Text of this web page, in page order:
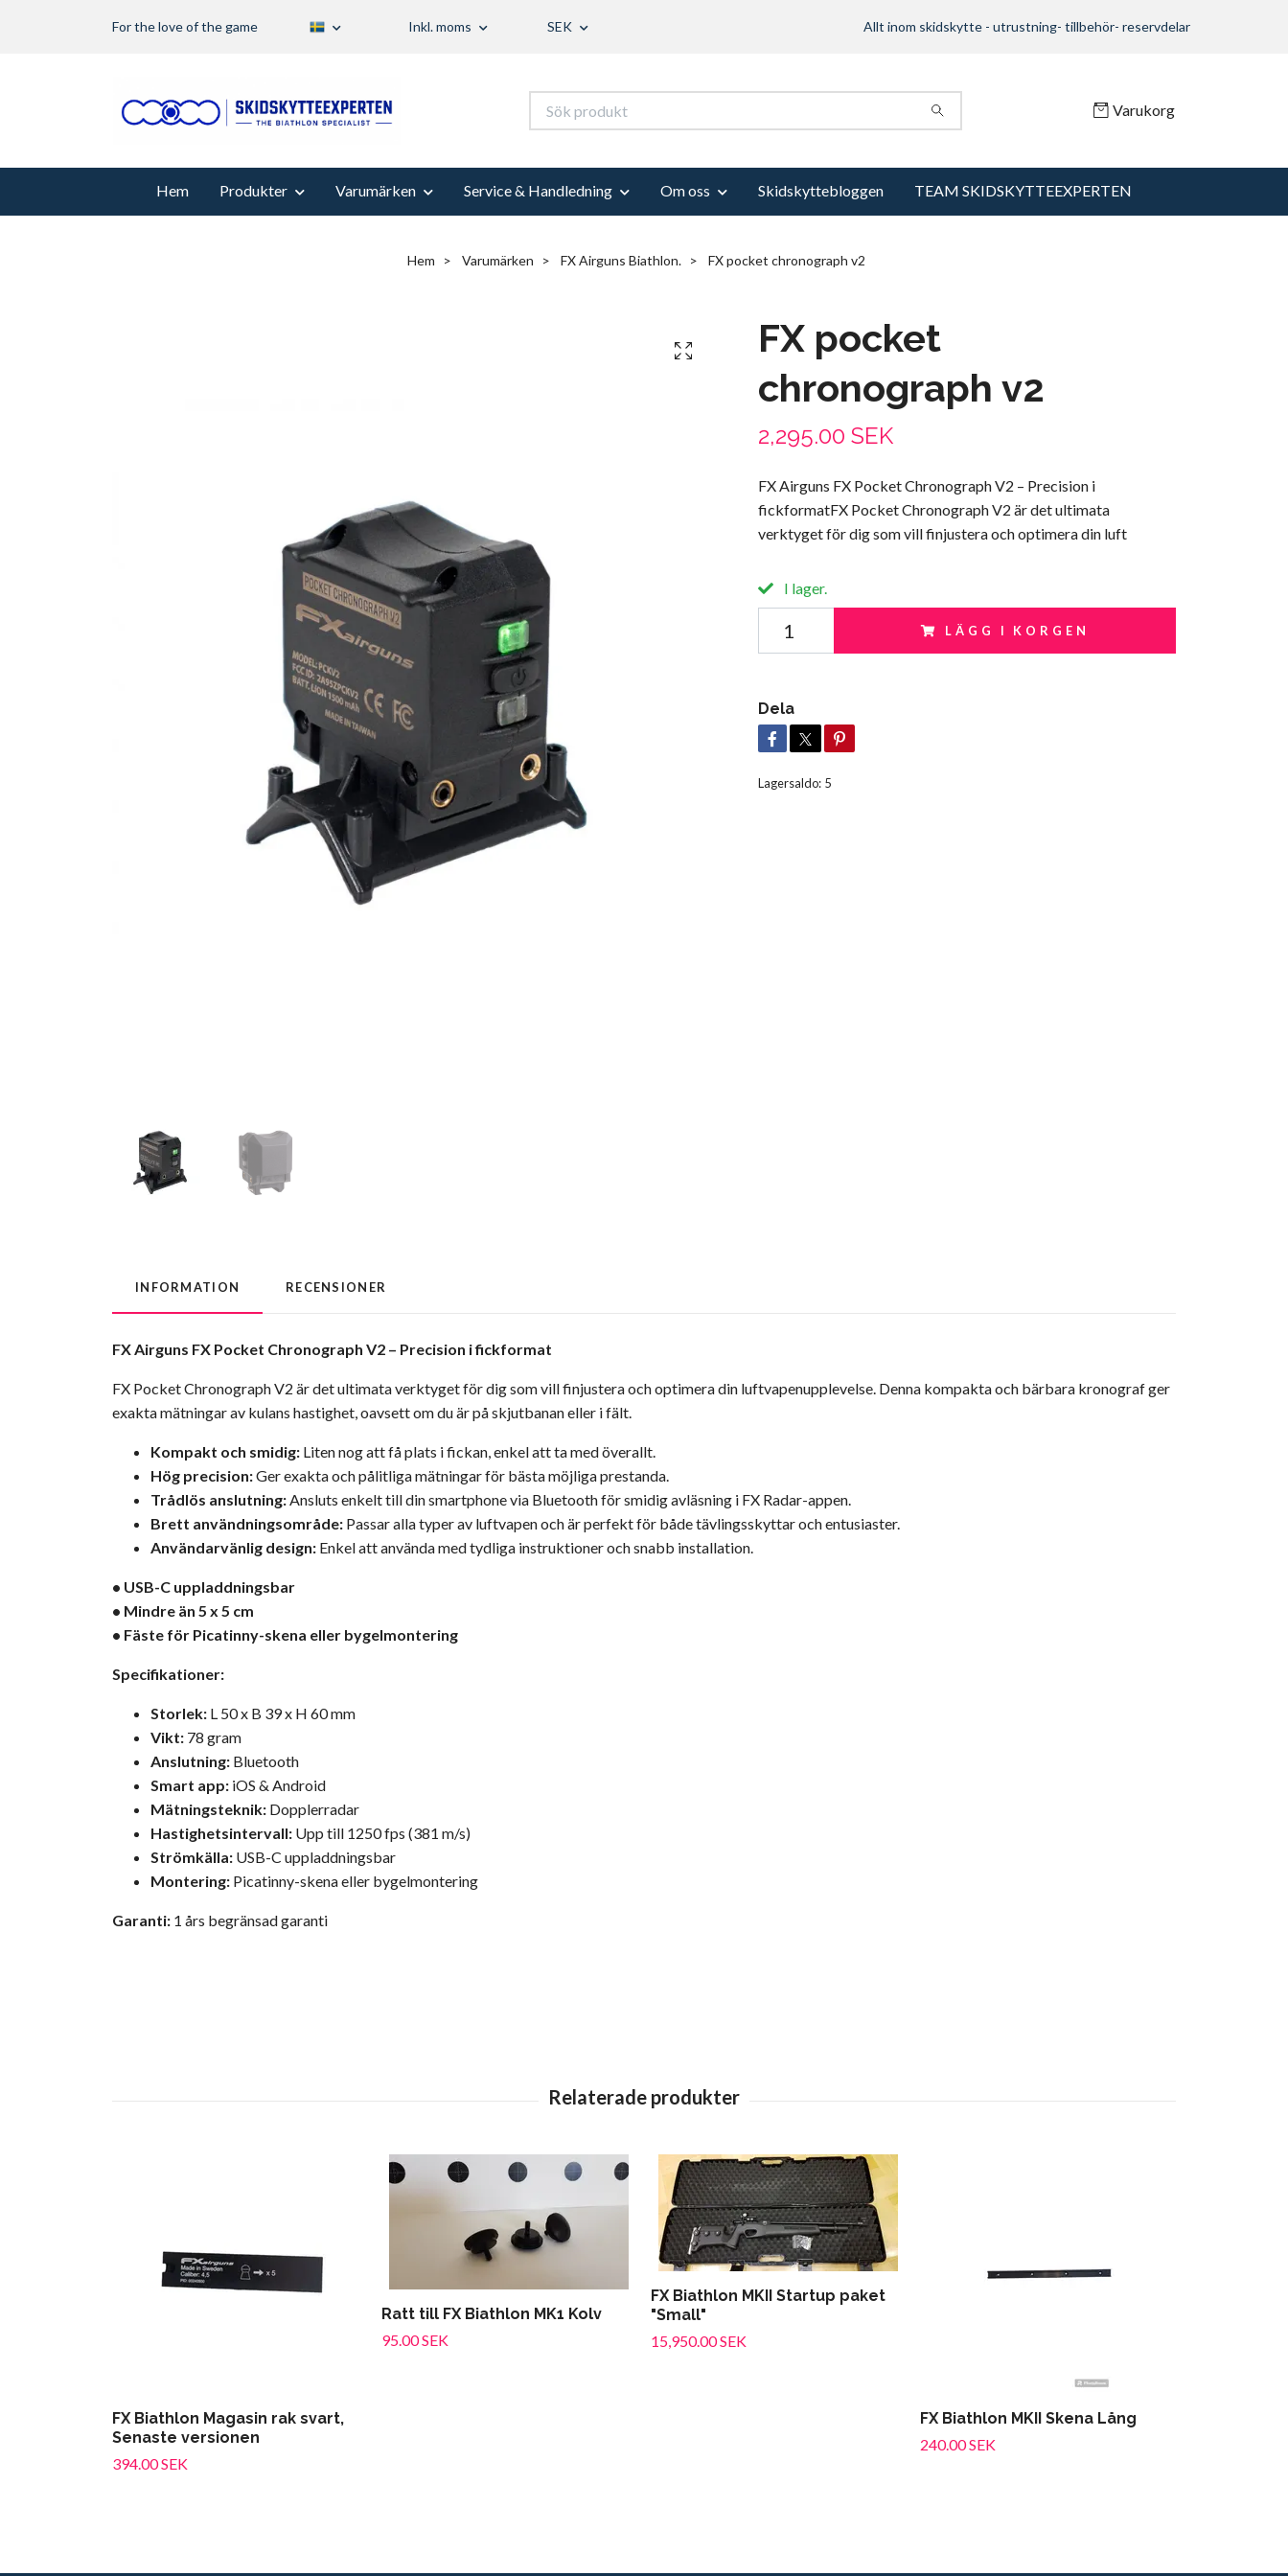
For the love of the game Inkl. moms SEK Allt inom skidskytte - utrustning- tillbehör- reservdelar
Varukorg
Hem Produkter Varumärken Service & Handledning Om oss Skidskyttebloggen TEAM SKIDSKYTTEEXPERTEN
Hem Varumärken FX Airguns Biathlon. FX pocket chronograph v2
FX pocket
chronograph v2
2,295.00 SEK
FX Airguns FX Pocket Chronograph V2 – Precision i
fickformatFX Pocket Chronograph V2 är det ultimata
verktyget för dig som vill finjustera och optimera din luft
I lager.
LÄGG I KORGEN
Dela
Lagersaldo: 5
INFORMATION RECENSIONER
FX Airguns FX Pocket Chronograph V2 – Precision i fickformat
FX Pocket Chronograph V2 är det ultimata verktyget för dig som vill finjustera och optimera din luftvapenupplevelse. Denna kompakta och bärbara kronograf ger
exakta mätningar av kulans hastighet, oavsett om du är på skjutbanan eller i fält.
Kompakt och smidig: Liten nog att få plats i fickan, enkel att ta med överallt.
Hög precision:Ger exakta och pålitliga mätningar för bästa möjliga prestanda.
Trådlös anslutning:Ansluts enkelt till din smartphone via Bluetooth för smidig avläsning i FX Radar-appen.
Brett användningsområde: Passar alla typer av luftvapen och är perfekt för både tävlingsskyttar och entusiaster.
Användarvänlig design: Enkel att använda med tydliga instruktioner och snabb installation.
• USB-C uppladdningsbar
• Mindre än 5 x 5 cm
• Fäste för Picatinny-skena eller bygelmontering
Specifikationer:
Storlek: L 50 x B 39 x H 60 mm
Vikt: 78 gram
Anslutning: Bluetooth
Smart app: iOS & Android
Mätningsteknik: Dopplerradar
Hastighetsintervall: Upp till 1250 fps (381 m/s)
Strömkälla: USB-C uppladdningsbar
Montering: Picatinny-skena eller bygelmontering
Garanti: 1 års begränsad garanti
FX Biathlon Magasin rak svart,
Senaste versionen
394.00 SEK
Ratt till FX Biathlon MK1 Kolv
95.00 SEK
FX Biathlon MKII Startup paket
"Small"
15,950.00 SEK
FX Biathlon MKII Skena Lång
240.00 SEK